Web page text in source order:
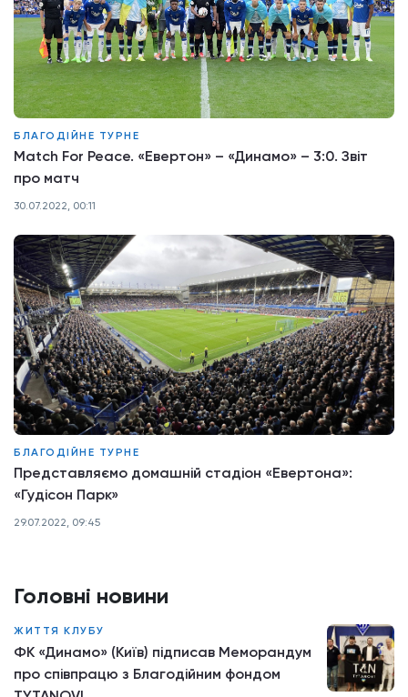
Головні новини
ЖИТТЯ КЛУБУ
ФК «Динамо» (Київ) підписав Меморандум
про співпрацю з Благодійним фондом
БЛАГОДІЙНЕ ТУРНЕ
Match For Peace. «Евертон» – «Динамо» – 3:0. Звіт
про матч
30.07.2022, 00:11
БЛАГОДІЙНЕ ТУРНЕ
Представляємо домашній стадіон «Евертона»:
«Гудісон Парк»
29.07.2022, 09:45